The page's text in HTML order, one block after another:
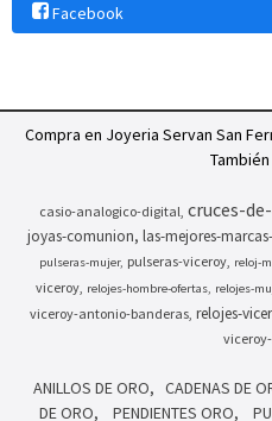
Facebook
Compra en Joyeria Servan San
casio-analogico-digital cruces-
joyas-comunion las-mejores-
pulseras-mujer pulseras-viceroy reloj-
viceroy relojes-hombre-ofertas relojes-
viceroy-antonio-banderas relojes-
ANILLOS DE ORO CADENAS DE
DE ORO
PENDIENTES ORO